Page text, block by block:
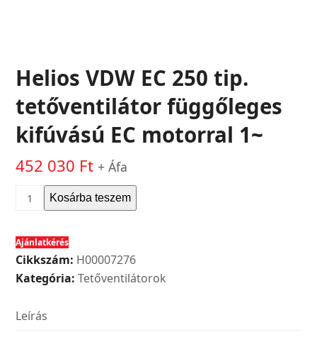
Helios VDW EC 250 tip.
tetőventilátor függőleges
kifúvású EC motorral 1~
452 030 Ft + Áfa
Helios
250
tip.
tetőventilátor
kifúvású
Kosárba teszem
Ajánlatkérés
Cikkszám: H00007276
Kategória: Tetőventilátorok
Leírás